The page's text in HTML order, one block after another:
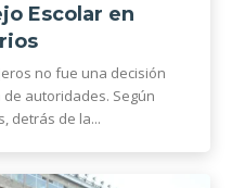
Escolar en
no fue una decisión
autoridades. Según
detrás de la...